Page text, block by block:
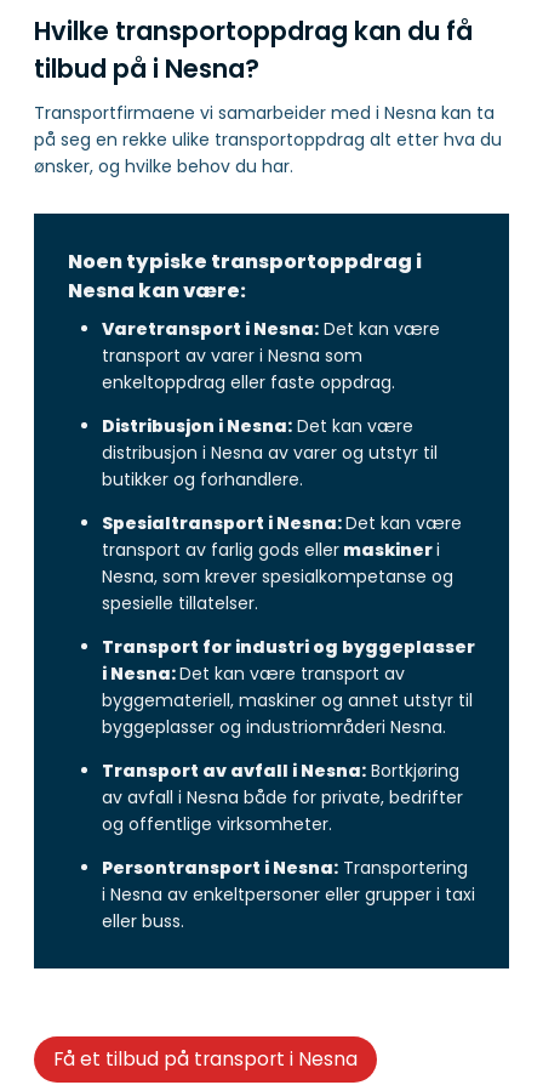
Hvilke transportoppdrag kan du få
tilbud på i Nesna?
Transportfirmaene vi samarbeider med i Nesna kan ta
på seg en rekke ulike transportoppdrag alt etter hva du
ønsker, og hvilke behov du har.
Noen typiske transportoppdrag i
Nesna kan være:
Varetransport i Nesna: Det kan være
transport av varer i Nesna som
enkeltoppdrag eller faste oppdrag.
Distribusjon i Nesna: Det kan være
distribusjon i Nesna av varer og utstyr til
butikker og forhandlere.
Spesialtransport i Nesna:Det kan være
transport av farlig gods eller maskineri
Nesna, som krever spesialkompetanse og
spesielle tillatelser.
Transport for industri og byggeplasser
i Nesna:Det kan være transport av
byggemateriell, maskiner og annet utstyr til
byggeplasser og industriområderi Nesna.
Transport av avfall i Nesna: Bortkjøring
av avfall i Nesna både for private, bedrifter
og offentlige virksomheter.
Persontransport i Nesna: Transportering
i Nesna av enkeltpersoner eller grupper i taxi
eller buss.
Få et tilbud på transport i Nesna